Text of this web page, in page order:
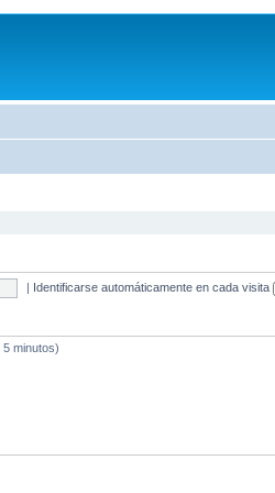
| Identificarse automáticamente en cada visita
minutos)